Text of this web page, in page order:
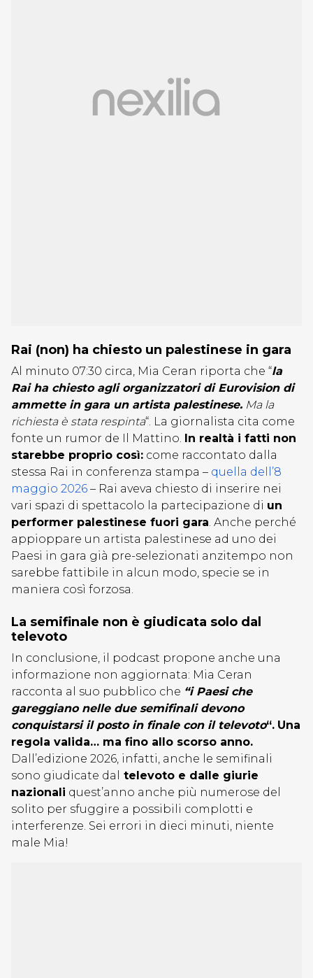
Rai (non) ha chiesto un palestinese in gara
Al minuto 07:30 circa, Mia Ceran riporta che “la
Rai ha chiesto agli organizzatori di Eurovision di
ammette in gara un artista palestinese. Ma la
richiesta è stata respinta“. La giornalista cita come
fonte un rumor de Il Mattino. In realtà i fatti non
starebbe proprio così: come raccontato dalla
stessa Rai in conferenza stampa – quella dell’8
maggio 2026 – Rai aveva chiesto di inserire nei
vari spazi di spettacolo la partecipazione di un
performer palestinese fuori gara. Anche perché
appioppare un artista palestinese ad uno dei
Paesi in gara già pre-selezionati anzitempo non
sarebbe fattibile in alcun modo, specie se in
maniera così forzosa.
La semifinale non è giudicata solo dal
televoto
In conclusione, il podcast propone anche una
informazione non aggiornata: Mia Ceran
racconta al suo pubblico che “i Paesi che
gareggiano nelle due semifinali devono
conquistarsi il posto in finale con il televoto“. Una
regola valida… ma fino allo scorso anno.
Dall’edizione 2026, infatti, anche le semifinali
sono giudicate dal
televoto e dalle giurie
nazionali quest’anno anche più numerose del
solito per sfuggire a possibili complotti e
interferenze. Sei errori in dieci minuti, niente
male Mia!